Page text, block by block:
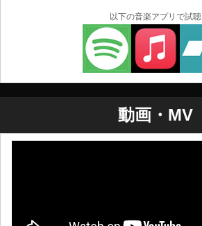
以下の音楽アプリで試聴
動画・MV